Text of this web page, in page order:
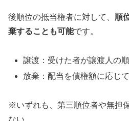
後順位の抵当権者に対して、 順
棄することも可能です。
譲渡：受けた者が譲渡人の
放棄：配当を債権額に応じ
※いずれも、第三順位者や無担
ない